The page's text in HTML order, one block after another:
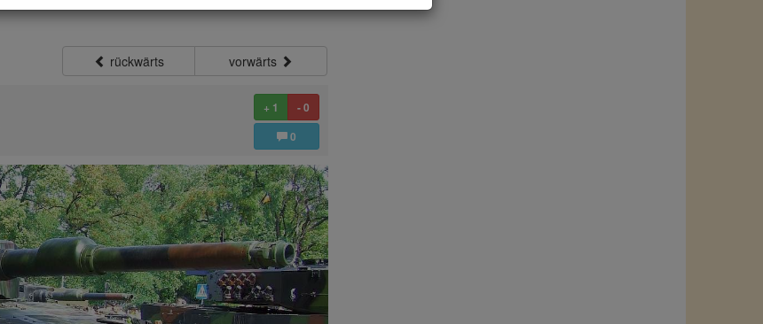
rückwärts vorwärts
+ 1
- 0
0